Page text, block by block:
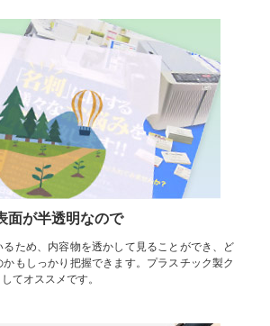
面が半透明なので
ため、内容物を透かして見ることができ、ど
もしっかり把握できます。プラスチック製ク
てオススメです。